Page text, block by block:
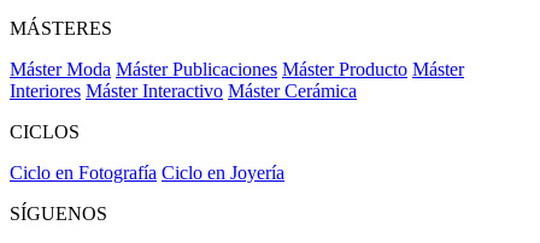
MÁSTERES
Máster Moda Máster Publicaciones Máster Producto Máster
Interiores Máster Interactivo Máster Cerámica
CICLOS
Ciclo en Fotografía Ciclo en Joyería
SÍGUENOS